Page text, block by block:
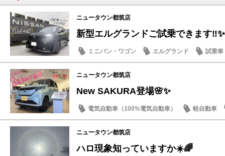
ニュータウン都筑店
新型エルグランドご試乗できます‼️✨
ミニバン・ワゴン エルグランド
試乗車
話題の情報
ニュータウン都筑店
New SAKURA登場🌸✨
電気自動車（100%電気自動車）
軽自動車
話題の情報
ニュータウン都筑店
ハロ現象知っていますか☀️🌈